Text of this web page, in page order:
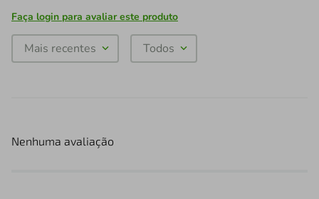
Faça login para avaliar este produto
Mais recentes Todos
Nenhuma avaliação